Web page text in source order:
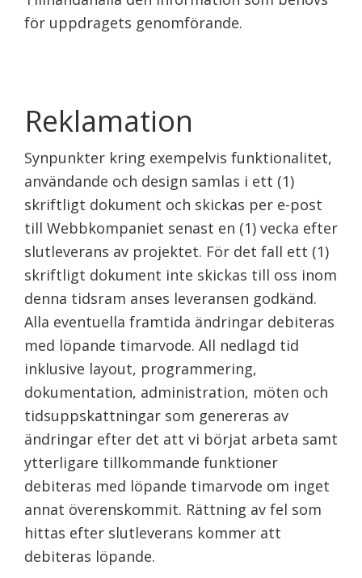
för uppdragets genomförande.
Reklamation
Synpunkter kring exempelvis funktionalitet,
användande och design samlas i ett (1)
skriftligt dokument och skickas per e-post
till Webbkompaniet senast en (1) vecka efter
slutleverans av projektet. För det fall ett (1)
skriftligt dokument inte skickas till oss inom
denna tidsram anses leveransen godkänd.
Alla eventuella framtida ändringar debiteras
med löpande timarvode. All nedlagd tid
inklusive layout, programmering,
dokumentation, administration, möten och
tidsuppskattningar som genereras av
ändringar efter det att vi börjat arbeta samt
ytterligare tillkommande funktioner
debiteras med löpande timarvode om inget
annat överenskommit. Rättning av fel som
hittas efter slutleverans kommer att
debiteras löpande.